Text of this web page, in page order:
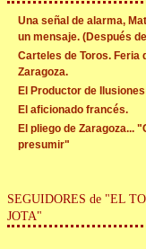
Una señal de alarma,
un mensaje. (Después
Carteles de Toros. Feria
Zaragoza.
El Productor de
El aficionado francés.
El pliego de Zaragoza...
presumir"
SEGUIDORES de "EL
JOTA"